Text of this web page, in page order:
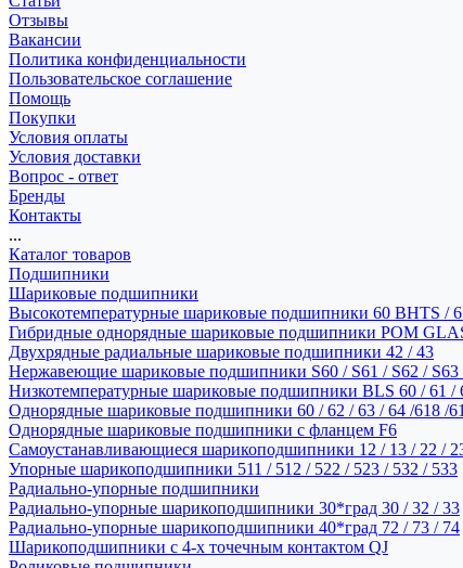
Отзывы
Вакансии
Политика конфиденциальности
Пользовательское соглашение
Помощь
Покупки
Условия оплаты
Условия доставки
Вопрос - ответ
Бренды
Контакты
...
Каталог товаров
Подшипники
Шариковые подшипники
Высокотемпературные шариковые подшипники 60 BHTS /
Гибридные однорядные шариковые подшипники POM
Двухрядные радиальные шариковые подшипники 42 / 43
Нержавеющие шариковые подшипники S60 / S61 / S62 / S63
Низкотемпературные шариковые подшипники BLS 60 / 61 /
Однорядные шариковые подшипники 60 / 62 / 63 / 64 /618 /
Однорядные шариковые подшипники с фланцем F6
Самоустанавливающиеся шарикоподшипники 12 / 13 / 22 /
Упорные шарикоподшипники 511 / 512 / 522 / 523 / 532 / 533
Радиально-упорные подшипники
Радиально-упорные шарикоподшипники 30*град 30 / 32 / 33
Радиально-упорные шарикоподшипники 40*град 72 / 73 / 74
Шарикоподшипники с 4-х точечным контактом QJ